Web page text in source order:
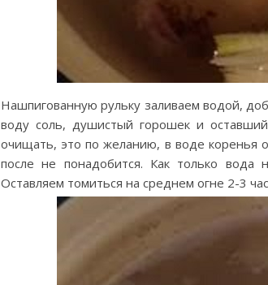
Нашпигованную рульку заливаем водой,
воду соль, душистый горошек и
очищать, это по желанию, в воде коренья
после не понадобится. Как только вода
Оставляем томиться на среднем огне 2-3